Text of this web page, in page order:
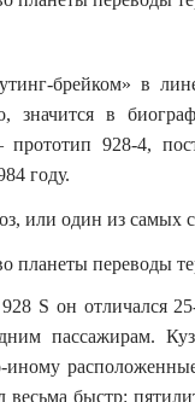
брейком» в
значится в
прототип 928-4,
году.
S он отличался
пассажирам.
весьма быстр: